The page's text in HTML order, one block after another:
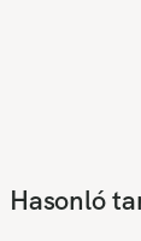
Hasonló